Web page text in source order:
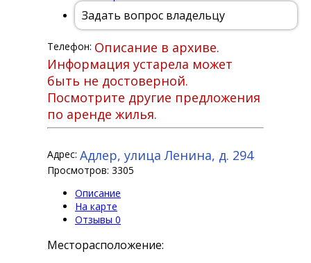
Задать вопрос владельцу
Телефон: Описание в архиве.
Информация устарела может
быть не достоверной.
Посмотрите другие предложения
по аренде жилья.
Адрес: Адлер, улица Ленина, д. 294
Просмотров: 3305
Описание
На карте
Отзывы 0
Месторасположение: